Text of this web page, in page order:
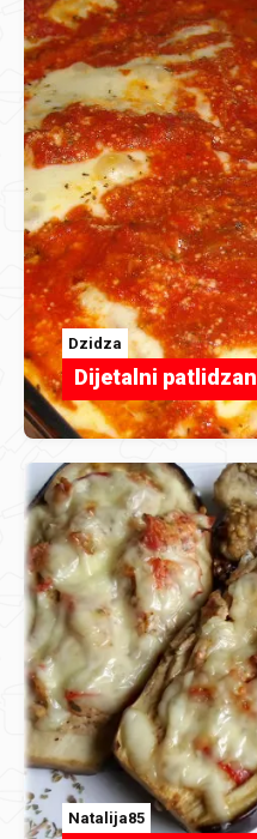
Dzidza
Dijetalni patlidzan
Natalija85